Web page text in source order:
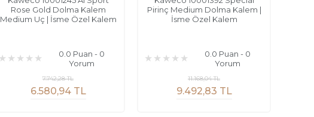
Rose Gold Dolma Kalem
Medium Uç | İsme Özel Kalem
0.0 Puan - 0
Yorum
6.580,94 TL
7.742,28 TL
Pirinç Medium Dolma Kalem |
İsme Özel Kalem
0.0 Puan - 0
Yorum
9.492,83 TL
11.168,04 TL